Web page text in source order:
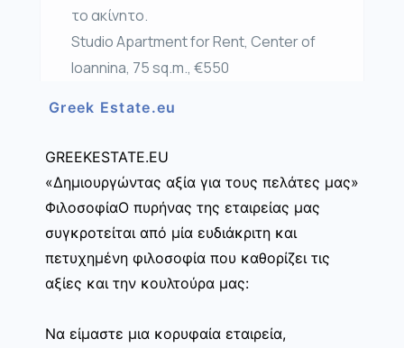
το ακίνητο.
Studio Apartment for Rent, Center of
Ioannina, 75 sq.m., €550
Greek Estate.eu
GREEKESTATE.EU
«Δημιουργώντας αξία για τους πελάτες μας»
ΦιλοσοφίαΟ πυρήνας της εταιρείας μας
συγκροτείται από μία ευδιάκριτη και
πετυχημένη φιλοσοφία που καθορίζει τις
αξίες και την κουλτούρα μας:
Να είμαστε μια κορυφαία εταιρεία,